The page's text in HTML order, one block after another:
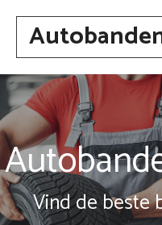
Spring
inhoud
Vind de beste